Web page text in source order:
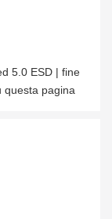
5.0 ESD | fine
questa pagina